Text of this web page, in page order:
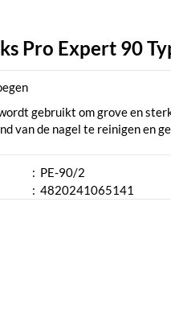
Pro Expert 90
gebruikt om grove en
van de nagel te reinigen en
: PE-90/2
: 4820241065141